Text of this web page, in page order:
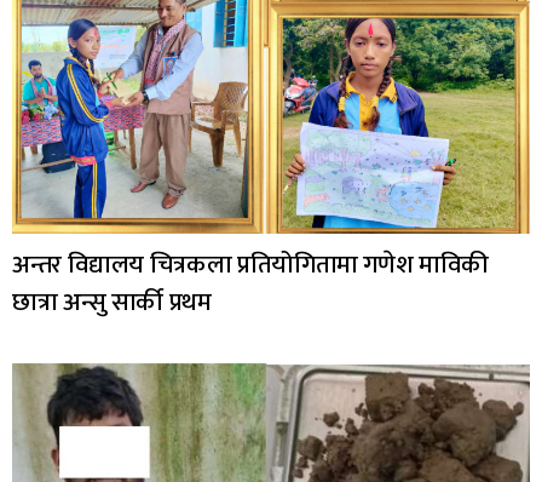
अन्तर विद्यालय चित्रकला प्रतियोगितामा गणेश माविकी
छात्रा अन्सु सार्की प्रथम